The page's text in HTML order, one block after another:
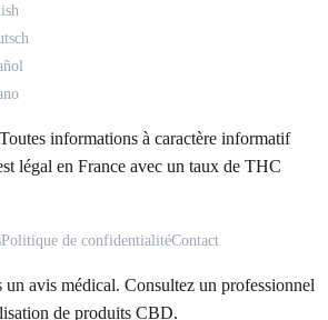
informations à caractère informatif
légal en France avec un taux de THC
Politique de confidentialitéContact
un avis médical. Consultez un professionnel
de produits CBD.